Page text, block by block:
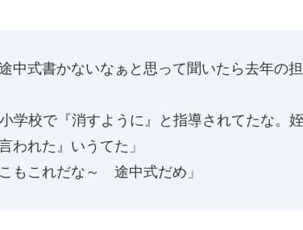
中式書かないなぁと思って聞いたら去年の
小学校で『消すように』と指導されてたな。
われた』いうてた」
もこれだな～ 途中式だめ」